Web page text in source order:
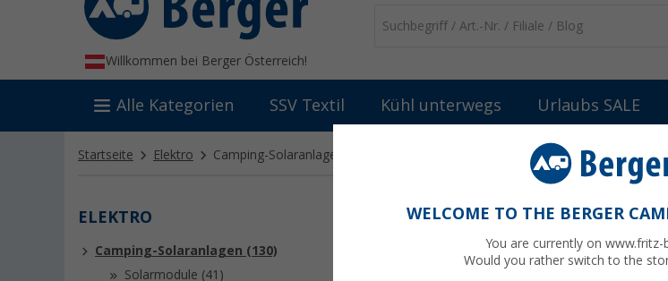
Willkommen bei Berger Österreich!
Alle Kategorien SSV Textil Kühl unterwegs Urlaubs SALE
Startseite Elektro Camping-Solaranlagen
ELEKTRO
Camping-Solaranlagen (130)
Solarmodule (41)
CAMPING-SOLARANLAGEN
Entdecke Camping-Solaranlagen für Wohnmobil,
Zubehör für Einbau, Installation und Erweiterung.Jetzt
WELCOME TO THE BERGER
You are currently on www.fritz-
Would you rather switch to the